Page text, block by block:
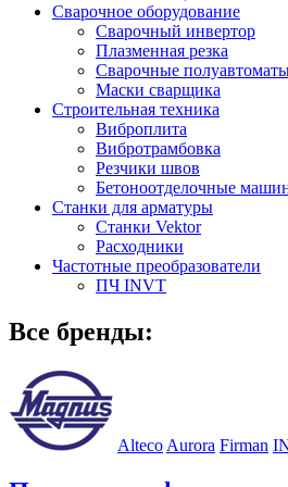
Сварочное оборудование
Сварочный инвертор
Плазменная резка
Сварочные
Маски сварщика
Строительная техника
Виброплита
Вибротрамбовка
Резчики швов
Бетоноотделочные
Станки для арматуры
Станки Vektor
Расходники
Частотные преобразователи
ПЧ INVT
Все бренды:
Alteco Aurora Firman